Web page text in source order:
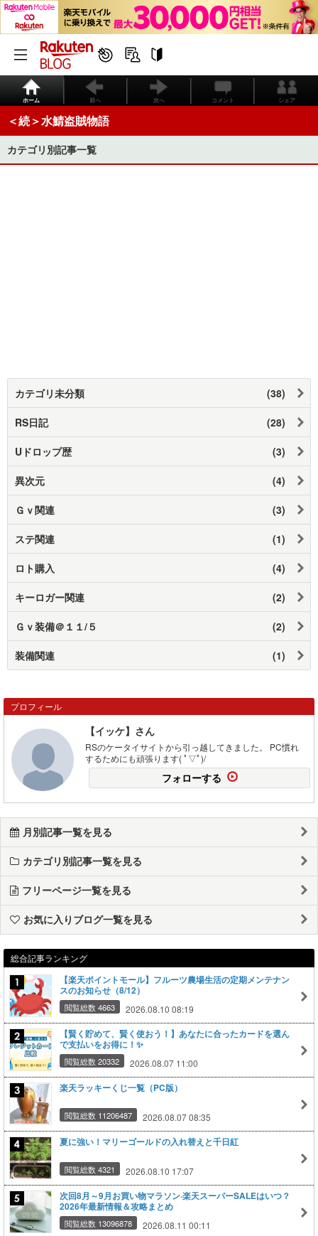
ホーム 前へ 次へ コメント シェア
＜続＞水鯖盗賊物語
カテゴリ別記事一覧
カテゴリ未分類 (38)
RS日記 (28)
Uドロップ歴 (3)
異次元 (4)
Ｇｖ関連 (3)
ステ関連 (1)
ロト購入 (4)
キーロガー関連 (2)
Ｇｖ装備＠１１/５ (2)
装備関連 (1)
プロフィール
【イッケ】さん
RSのケータイサイトから引っ越してきました。 PC慣れ
するためにも頑張ります( ﾟ▽ﾟ)/
フォローする
月別記事一覧を見る
カテゴリ別記事一覧を見る
フリーページ一覧を見る
お気に入りブログ一覧を見る
総合記事ランキング
【楽天ポイントモール】フルーツ農場生活の定期メンテナン
スのお知らせ（8/12）
閲覧総数 4663 2026.08.10 08:19
【賢く貯めて、賢く使おう！】あなたに合ったカードを選ん
で支払いをお得に！✨
閲覧総数 20332 2026.08.07 11:00
楽天ラッキーくじ一覧（PC版）
閲覧総数 11206487 2026.08.07 08:35
夏に強い！マリーゴールドの入れ替えと千日紅
閲覧総数 4321 2026.08.10 17:07
次回8月～9月お買い物マラソン·楽天スーパーSALEはいつ？
2026年最新情報＆攻略まとめ
閲覧総数 13096878 2026.08.11 00:11